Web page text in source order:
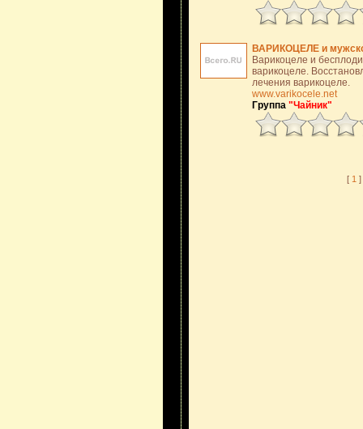
ВАРИКОЦЕЛЕ и
Варикоцеле и
варикоцеле.
лечения варикоцеле.
www.varikocele.net
Группа "Чайник"
[ 1 ]